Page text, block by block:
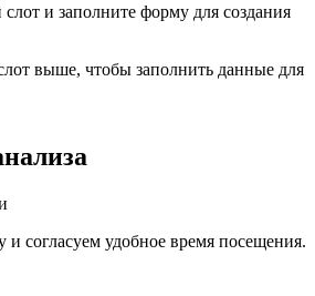
и заполните форму для создания
выше, чтобы заполнить данные для
согласуем удобное время посещения.